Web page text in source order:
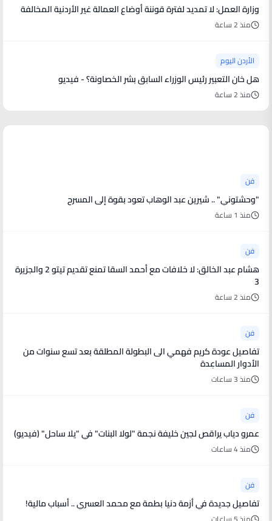
وزارة العمل: لا تمديد لفترة قوننة أوضاع العمالة غير الأردنية المخالفة
منذ 2 ساعة
الأردن اليوم
هل خان التعبير رئيس الوزراء السابق بشر الخصاونة؟ - فيديو
منذ 2 ساعة
فن
"وحشتوني" .. شيرين عبد الوهاب تعود بقوة إلى المسرح
منذ 1 ساعة
فن
هشام عبد الخالق: لا خلافات مع أحمد السقا تمنع تقديم تيتو 2 والجزيرة
3
منذ 2 ساعة
فن
تفاصيل عودة كريم فهمي الى البطولة المطلقة بعد تسع سنوات من
الأدوار المساعِدة
منذ 3 ساعات
فن
عمرو دياب يراقص لجين خليفة نجمة "لولا البنات" في "يلا ساحل" (فيديو)
منذ 4 ساعات
فن
تفاصيل جديدة في أزمة دنيا بطمة مع محمد العسري .. أسباب مالية!